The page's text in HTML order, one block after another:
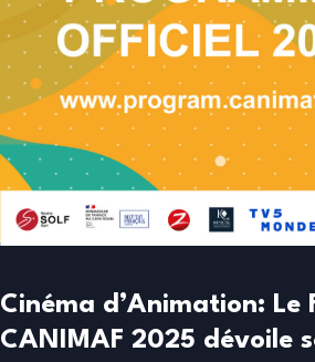
Cinéma d’Animation: Le
CANIMAF 2025 dévoile